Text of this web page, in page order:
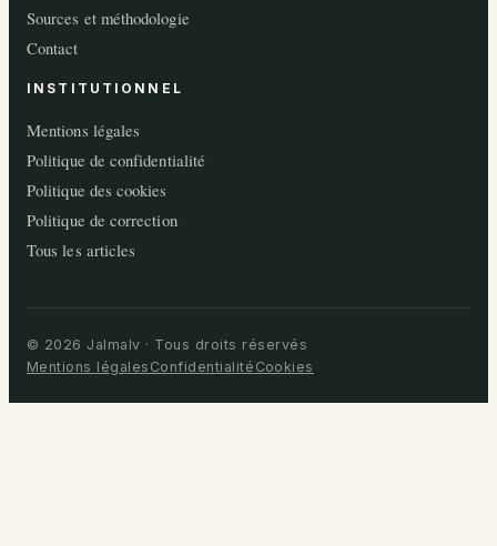
Sources et méthodologie
Contact
INSTITUTIONNEL
Mentions légales
Politique de confidentialité
Politique des cookies
Politique de correction
Tous les articles
© 2026 Jalmalv · Tous droits réservés
Mentions légales Confidentialité Cookies